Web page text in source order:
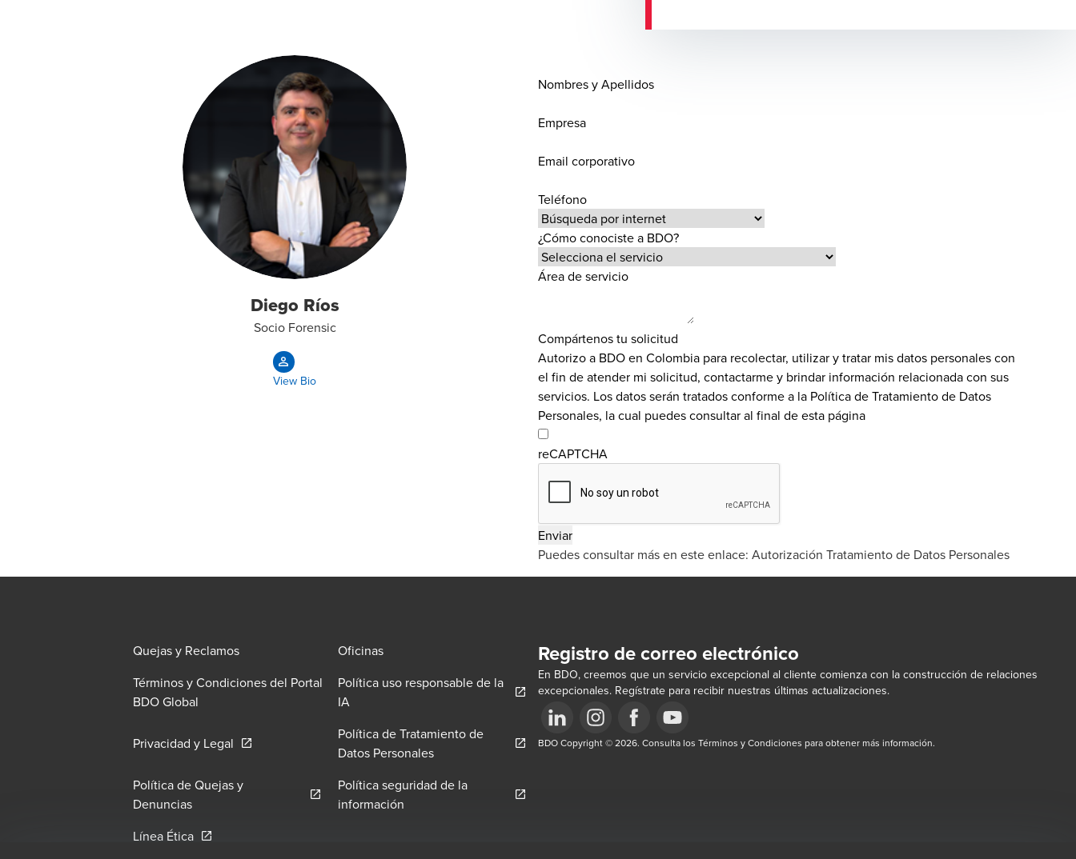
Diego Ríos
Socio Forensic
View Bio
Nombres y Apellidos
Empresa
Email corporativo
Teléfono
¿Cómo conociste a BDO?
Área de servicio
Compártenos tu solicitud
Autorizo a BDO en Colombia para recolectar, utilizar y tratar mis datos personales con
el fin de atender mi solicitud, contactarme y brindar información relacionada con sus
servicios. Los datos serán tratados conforme a la Política de Tratamiento de Datos
Personales, la cual puedes consultar al final de esta página
reCAPTCHA
Puedes consultar más en este enlace: Autorización Tratamiento de Datos Personales
Quejas y Reclamos
Oficinas
Términos y Condiciones del Portal
BDO Global
Política uso responsable de la
IA
Privacidad y Legal Opens in a new window/tabPolítica de Tratamiento de
Datos PersonalesOpens in a new window/tab
Política de Quejas y
DenunciasOpens in a new window/tab
Política seguridad de la
información Opens in a new window/tab
Línea ÉticaOpens in a new window/tab
Registro de correo electrónico
En BDO, creemos que un servicio excepcional al cliente comienza con la construcción de relaciones
excepcionales. Regístrate para recibir nuestras últimas actualizaciones.
Opens in a new window/tab
Opens in a new window/tab
Opens in a new window/tab
Opens in a new window/tab
BDO Copyright © 2026. Consulta los Términos y Condiciones para obtener más información.